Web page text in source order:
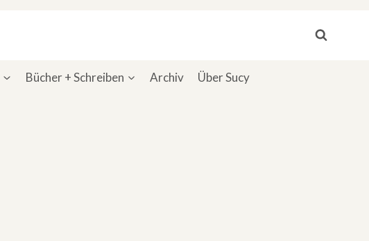
Bücher + Schreiben Archiv Über Sucy